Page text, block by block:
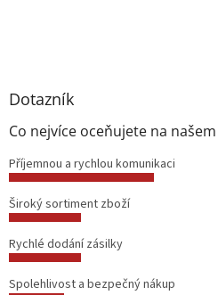
Dotazník
Co nejvíce oceňujete na
Příjemnou a rychlou komunikaci
Široký sortiment zboží
Rychlé dodání zásilky
Spolehlivost a bezpečný nákup